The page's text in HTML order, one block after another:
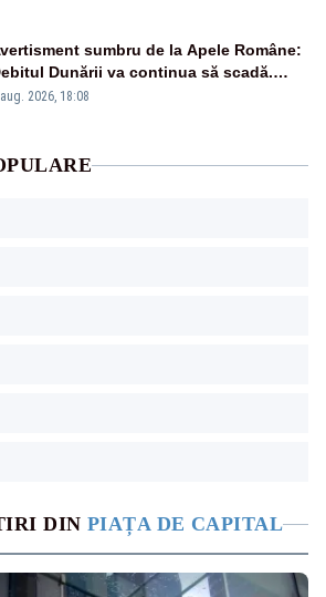
DIN PIAȚA DE CAPITAL
sumbru de la Apele Române:
Dunării va continua să scadă.
s-ar putea închide în 4 zile
2026, 18:08